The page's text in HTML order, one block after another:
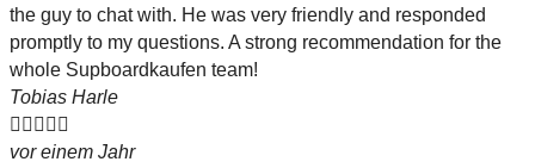
the guy to chat with. He was very friendly and responded
promptly to my questions. A strong recommendation for the
whole Supboardkaufen team!
Tobias Harle
    
vor einem Jahr